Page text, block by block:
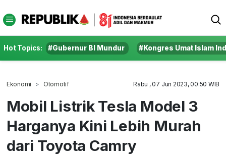
Hot Topics: #Gubernur BI Mundur #Kongres Umat Islam
Ekonomi Otomotif Rabu , 07 Jun 2023, 00:50 WIB
Mobil Listrik Tesla Model 3
Harganya Kini Lebih Murah
dari Toyota Camry